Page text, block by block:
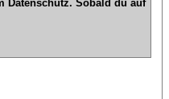
Datenschutz. Sobald du auf